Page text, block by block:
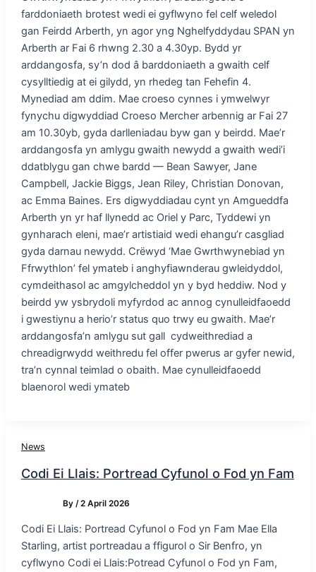
farddoniaeth brotest wedi ei gyflwyno fel celf weledol
gan Feirdd Arberth, yn agor yng Nghelfyddydau SPAN yn
Arberth ar Fai 6 rhwng 2.30 a 4.30yp. Bydd yr
arddangosfa, sy’n dod â barddoniaeth a gwaith celf
cysylltiedig at ei gilydd, yn rhedeg tan Fehefin 4.
Mynediad am ddim. Mae croeso cynnes i ymwelwyr
fynychu digwyddiad Croeso Mercher arbennig ar Fai 27
am 10.30yb, gyda darlleniadau byw gan y beirdd. Mae’r
arddangosfa yn amlygu gwaith newydd a gwaith wedi’i
ddatblygu gan chwe bardd — Bean Sawyer, Jane
Campbell, Jackie Biggs, Jean Riley, Christian Donovan,
ac Emma Baines. Ers digwyddiadau cynt yn Amgueddfa
Arberth yn yr haf llynedd ac Oriel y Parc, Tyddewi yn
gynharach eleni, mae’r artistiaid wedi ehangu’r casgliad
gyda darnau newydd. Crëwyd ‘Mae Gwrthwynebiad yn
Ffrwythlon’ fel ymateb i anghyfiawnderau gwleidyddol,
cymdeithasol ac amgylcheddol yn y byd heddiw. Nod y
beirdd yw ysbrydoli myfyrdod ac annog cynulleidfaoedd
i gwestiynu a herio’r status quo trwy eu gwaith. Mae’r
arddangosfa’n amlygu sut gall cydweithrediad a
chreadigrwydd weithredu fel offer pwerus ar gyfer newid,
tra’n cynnal teimlad o obaith. Mae cynulleidfaoedd
blaenorol wedi ymateb
News
Codi Ei Llais: Portread Cyfunol o Fod yn Fam
By/2 April 2026
Codi Ei Llais: Portread Cyfunol o Fod yn Fam Mae Ella
Starling, artist portreadau a ffigurol o Sir Benfro, yn
cyflwyno Codi ei Llais:Potread Cyfunol o Fod yn Fam,